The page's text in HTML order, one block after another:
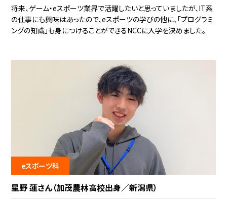
将来、ゲーム・eスポーツ業界で活躍したいと思っていましたが、IT系
の仕事にも興味はあったので、eスポーツの学びの他に、「プログラミ
ングの知識」も身につけることができるNCCに入学を決めました。
eスポーツ科
星野 蓮さん（加茂農林高校出身／新潟県）